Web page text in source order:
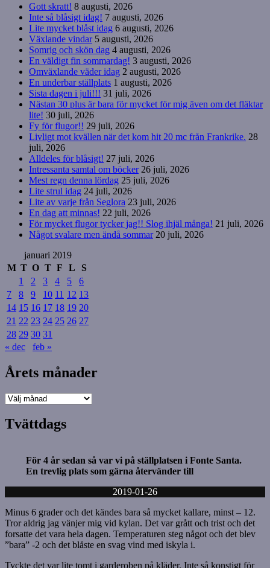
Gott skratt! 8 augusti, 2026
Inte så blåsigt idag! 7 augusti, 2026
Lite mycket blåst idag 6 augusti, 2026
Växlande vindar 5 augusti, 2026
Somrig och skön dag 4 augusti, 2026
En väldigt fin sommardag! 3 augusti, 2026
Omväxlande väder idag 2 augusti, 2026
En underbar ställplats 1 augusti, 2026
Sista dagen i juli!!! 31 juli, 2026
Nästan 30 plus är bara för mycket för mig även om det fläktar
lite! 30 juli, 2026
Fy för flugor!! 29 juli, 2026
Livligt mot kvällen när det kom hit 20 mc från Frankrike. 28
juli, 2026
Alldeles för blåsigt! 27 juli, 2026
Intressanta samtal om böcker 26 juli, 2026
Mest regn denna lördag 25 juli, 2026
Lite strul idag 24 juli, 2026
Lite av varje från Seglora 23 juli, 2026
En dag att minnas! 22 juli, 2026
För mycket flugor tycker jag!! Slog ihjäl många! 21 juli, 2026
Något svalare men ändå sommar 20 juli, 2026
januari 2019
M T O T F L
S
1
2 3 4 5
6
7
8 9 10 11 12 13
14 15 16 17 18 19 20
21 22 23 24 25 26 27
28 29 30 31
« dec
feb »
Årets månader
Årets
Tvättdags
För 4 år sedan så var vi på ställplatsen i Fonte Santa.
En trevlig plats som gärna återvänder till
2019-01-26
Minus 6 grader och det kändes bara så mycket kallare, minst – 12.
Tror aldrig jag vänjer mig vid kylan. Det var grått och trist och det
forsatte det vara hela dagen. Temperaturen steg något och det blev
”bara” -2 och det blåste en svag vind med iskyla i.
Tyckte det var lite tomt i garderoben på kläder. Inte så konstigt för